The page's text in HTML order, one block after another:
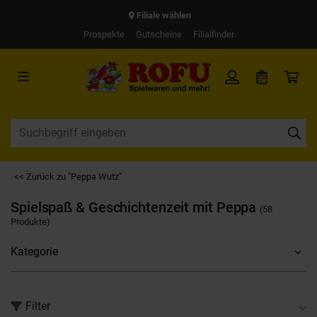
Filiale wählen
Prospekte
Gutscheine Filialfinder
<< Zurück zu "Peppa Wutz"
Spielspaß & Geschichtenzeit mit Peppa (58
Produkte)
Kategorie
Filter